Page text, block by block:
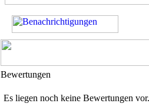
Bewertungen
Es liegen noch keine Bewertungen vor.